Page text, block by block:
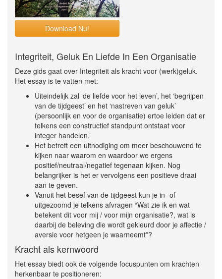
Download Nu!
Integriteit, Geluk En Liefde In Een Organisatie
Deze gids gaat over Integriteit als kracht voor (werk)geluk.
Het essay is te vatten met:
Uiteindelijk zal ‘de liefde voor het leven’, het ‘begrijpen
van de tijdgeest’ en het ‘nastreven van geluk’
(persoonlijk en voor de organisatie) ertoe leiden dat er
telkens een constructief standpunt ontstaat voor
integer handelen.’
Het betreft een uitnodiging om meer beschouwend te
kijken naar waarom en waardoor we ergens
positief/neutraal/negatief tegenaan kijken. Nog
belangrijker is het er vervolgens een positieve draai
aan te geven.
Vanuit het besef van de tijdgeest kun je in- of
uitgezoomd je telkens afvragen “Wat zie ik en wat
betekent dit voor mij / voor mijn organisatie?, wat is
daarbij de beleving die wordt gekleurd door je affectie /
aversie voor hetgeen je waarneemt”?
Kracht als kernwoord
Het essay biedt ook de volgende focuspunten om krachten
herkenbaar te positioneren: